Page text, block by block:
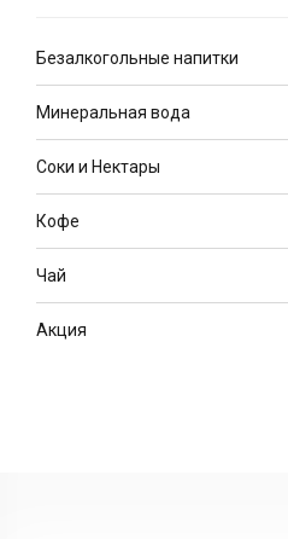
Безалкогольные напитки
Минеральная вода
Соки и Нектары
Кофе
Чай
Акция